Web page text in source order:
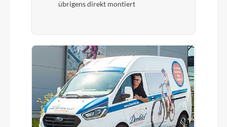
ACROS AZF-1035, ICR (Integrated Cable
Sattel
ACID Sequence 180
Gabel
übrigens direkt montiert